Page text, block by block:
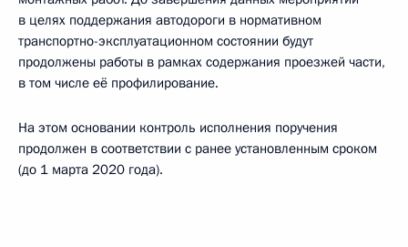
в целях поддержания автодороги в нормативном
транспортно-эксплуатационном состоянии будут
продолжены работы в рамках содержания проезжей части,
в том числе её профилирование.
На этом основании контроль исполнения поручения
продолжен в соответствии с ранее установленным сроком
(до 1 марта 2020 года).